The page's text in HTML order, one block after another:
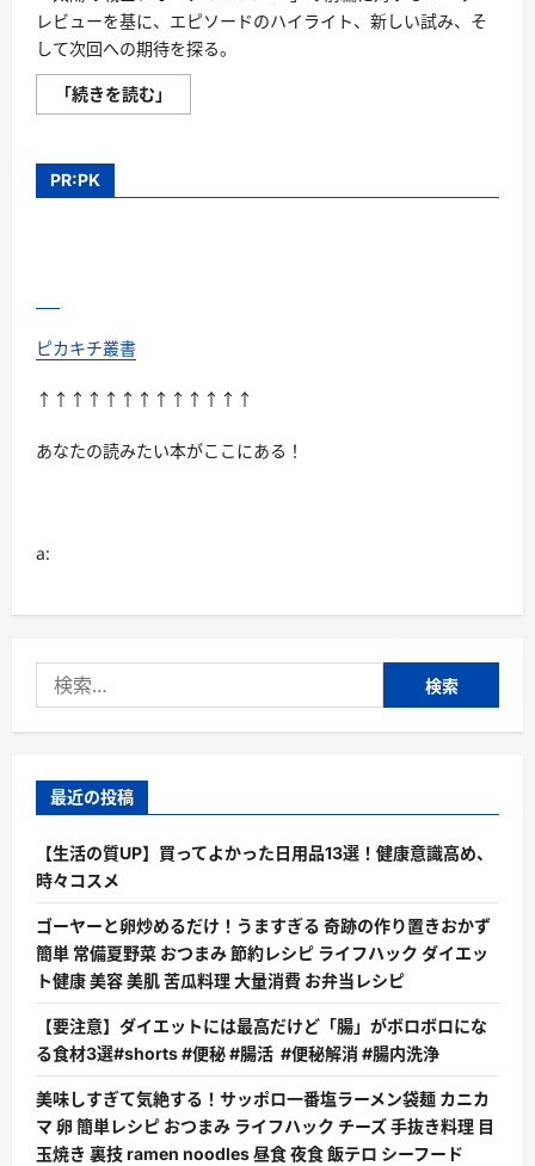
レビューを基に、エピソードのハイライト、新しい試み、そ
して次回への期待を探る。
「続きを読む」
陽
オ
人
[前
–
ユ
ら
堀
つ
い
読
PR:PK
ピカキチ叢書
↑↑↑↑↑↑↑↑↑↑↑↑↑
あなたの読みたい本がここにある！
a:
索:
最近の投稿
【生活の質UP】買ってよかった日用品13選！健康意識高め、
時々コスメ
ゴーヤーと卵炒めるだけ！うますぎる 奇跡の作り置きおかず
簡単 常備夏野菜 おつまみ 節約レシピ ライフハック ダイエッ
ト健康 美容 美肌 苦瓜料理 大量消費 お弁当レシピ
【要注意】ダイエットには最高だけど「腸」がボロボロにな
る食材3選#shorts #便秘 #腸活 #便秘解消 #腸内洗浄
美味しすぎて気絶する！サッポロ一番塩ラーメン袋麺 カニカ
マ 卵 簡単レシピ おつまみ ライフハック チーズ 手抜き料理 目
玉焼き 裏技 ramen noodles 昼食 夜食 飯テロ シーフード